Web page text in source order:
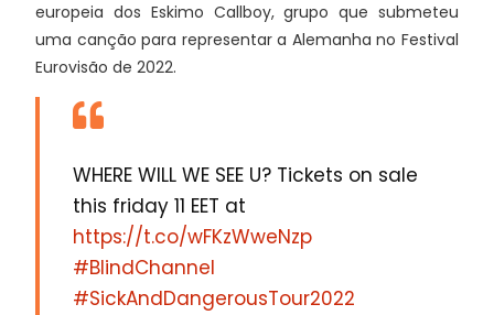
europeia dos Eskimo Callboy, grupo que submeteu
uma canção para representar a Alemanha no Festival
Eurovisão de 2022.
WHERE WILL WE SEE U? Tickets on sale
this friday 11 EET at
https://t.co/wFKzWweNzp
#BlindChannel
#SickAndDangerousTour2022